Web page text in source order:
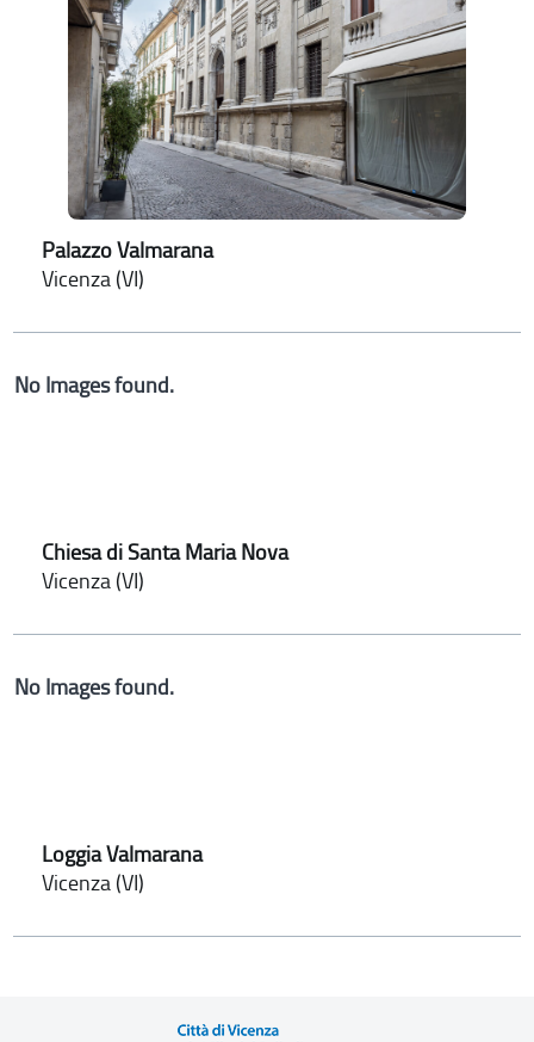
Palazzo Valmarana
Vicenza (VI)
No Images found.
Chiesa di Santa Maria Nova
Vicenza (VI)
No Images found.
Loggia Valmarana
Vicenza (VI)